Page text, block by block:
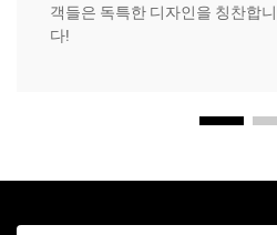
객들은 독특한 디자인을 칭찬합
다!